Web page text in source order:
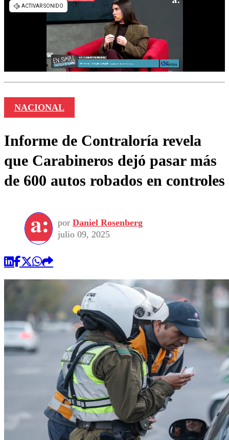
NACIONAL
Informe de Contraloría revela
que Carabineros dejó pasar más
de 600 autos robados en controles
por Daniel Rosenberg
julio 09, 2025